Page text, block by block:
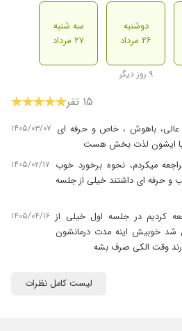
دوشنبه
۲۶ مرداد
۹ روز دیگر
سه شنبه
۲۷ مرداد
۱۵ نفر
عالی، باهوش ، خاص و حرفه ای
با ایشون لذت بخش هست
۱۴۰۵/۰۳/۰۷
میکردم، نحوه برخورد خوب
و حرفه ای داشتند خیلی از جلسه
۱۴۰۵/۰۲/۱۷
کردیم در جلسه اول خیلی از
شد خوبیش اینه مدت درمانشون
وقت الکی صرف بشه
۱۴۰۵/۰۴/۱۶
بیان بسیاربالایی هستند ۱۴۰۵/۰۳/۰۸
لیست کامل نظرات